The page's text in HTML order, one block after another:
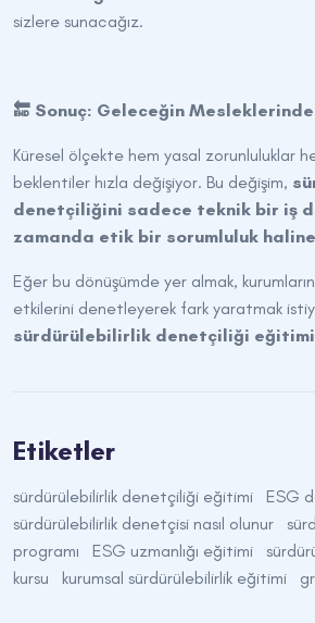
sizlere sunacağız.
🔚 Sonuç: Geleceğin
Küresel ölçekte hem yasal zorunluluklar
beklentiler hızla değişiyor. Bu değişim,
denetçiliğini sadece teknik bir iş
zamanda etik bir sorumluluk
Eğer bu dönüşümde yer almak,
etkilerini denetleyerek fark yaratmak
sürdürülebilirlik denetçiliği eğitimi
Etiketler
sürdürülebilirlik denetçiliği eğitimi
ESG
sürdürülebilirlik denetçisi nasıl olunur
programı
ESG uzmanlığı eğitimi
kursu
kurumsal sürdürülebilirlik eğitimi